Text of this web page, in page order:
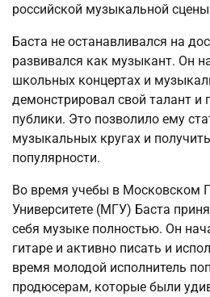
российской музыкальной
Баста не останавливался на
развивался как музыкант. Он
школьных концертах и
демонстрировал свой талант и
публики. Это позволило ему
музыкальных кругах и
популярности.
Во время учебы в Московском
Университете (МГУ) Баста
себя музыке полностью. Он
гитаре и активно писать и
время молодой исполнитель
продюсерам, которые были